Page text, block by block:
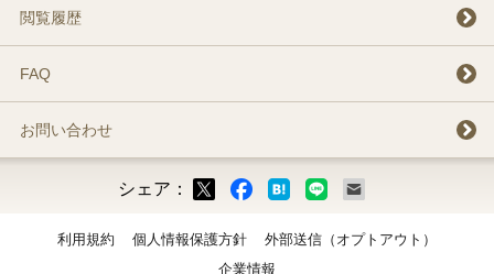
閲覧履歴
FAQ
お問い合わせ
シェア：
利用規約 個人情報保護方針
外部送信（オプトアウト）
企業情報